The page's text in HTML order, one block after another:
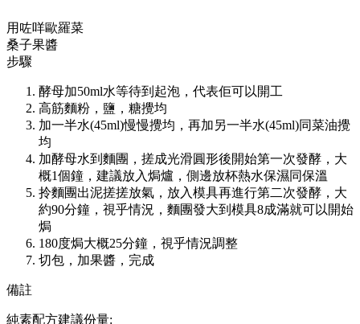
用咗咩歐羅菜
桑子果醬
步驟
酵母加50ml水等待到起泡，代表佢可以開工
高筋麵粉，鹽，糖攪均
加一半水(45ml)慢慢攪均，再加另一半水(45ml)同菜油攪
均
加酵母水到麵團，搓成光滑圓形後開始第一次發酵，大
概1個鐘，建議放入焗爐，側邊放杯熱水保濕同保溫
拎麵團出泥搓搓放氣，放入模具再進行第二次發酵，大
約90分鐘，視乎情況，麵團發大到模具8成滿就可以開始
焗
180度焗大概25分鐘，視乎情況調整
切包，加果醬，完成
備註
純素配方建議份量: